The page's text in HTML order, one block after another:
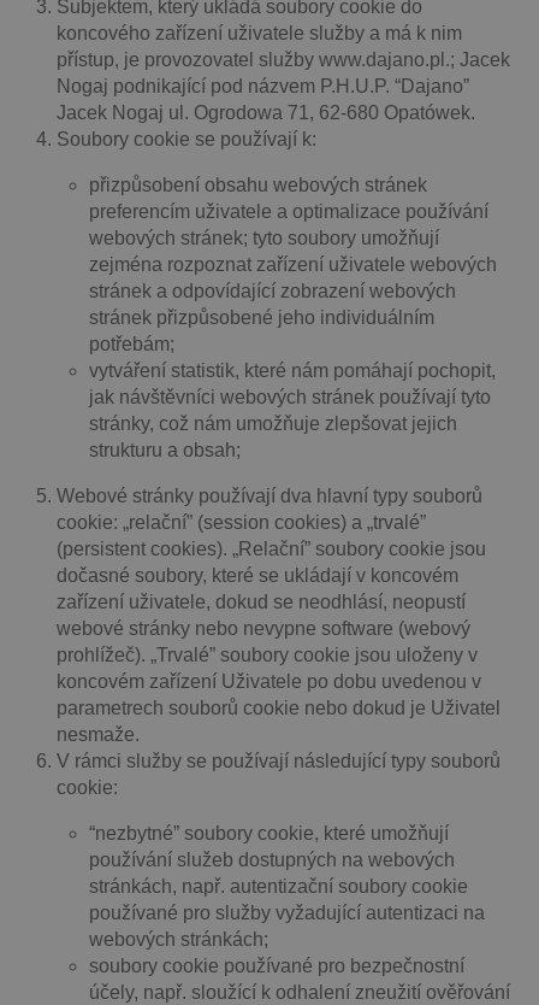
Subjektem, který ukládá soubory cookie do
koncového zařízení uživatele služby a má k nim
přístup, je provozovatel služby www.dajano.pl.; Jacek
Nogaj podnikající pod názvem P.H.U.P. “Dajano”
Jacek Nogaj ul. Ogrodowa 71, 62-680 Opatówek.
Soubory cookie se používají k:
přizpůsobení obsahu webových stránek
preferencím uživatele a optimalizace používání
webových stránek; tyto soubory umožňují
zejména rozpoznat zařízení uživatele webových
stránek a odpovídající zobrazení webových
stránek přizpůsobené jeho individuálním
potřebám;
vytváření statistik, které nám pomáhají pochopit,
jak návštěvníci webových stránek používají tyto
stránky, což nám umožňuje zlepšovat jejich
strukturu a obsah;
Webové stránky používají dva hlavní typy souborů
cookie: „relační” (session cookies) a „trvalé”
(persistent cookies). „Relační” soubory cookie jsou
dočasné soubory, které se ukládají v koncovém
zařízení uživatele, dokud se neodhlásí, neopustí
webové stránky nebo nevypne software (webový
prohlížeč). „Trvalé” soubory cookie jsou uloženy v
koncovém zařízení Uživatele po dobu uvedenou v
parametrech souborů cookie nebo dokud je Uživatel
nesmaže.
V rámci služby se používají následující typy souborů
cookie:
“nezbytné” soubory cookie, které umožňují
používání služeb dostupných na webových
stránkách, např. autentizační soubory cookie
používané pro služby vyžadující autentizaci na
webových stránkách;
soubory cookie používané pro bezpečnostní
účely, např. sloužící k odhalení zneužití ověřování